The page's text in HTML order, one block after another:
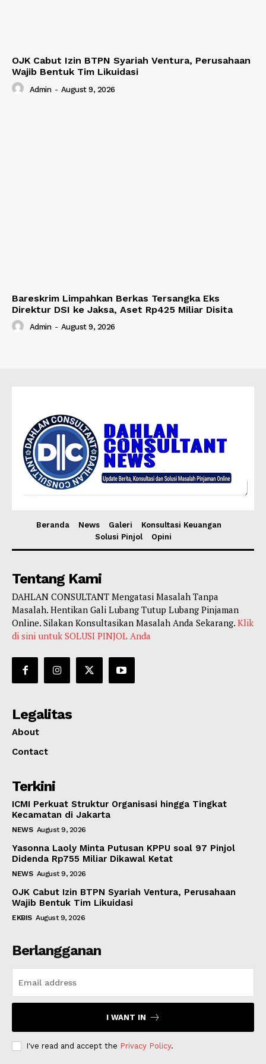
OJK Cabut Izin BTPN Syariah Ventura, Perusahaan
Wajib Bentuk Tim Likuidasi
Admin - August 9, 2026
Bareskrim Limpahkan Berkas Tersangka Eks
Direktur DSI ke Jaksa, Aset Rp425 Miliar Disita
Admin - August 9, 2026
Beranda News Galeri
Konsultasi Keuangan
Solusi Pinjol
Opini
Tentang Kami
DAHLAN CONSULTANT Mengatasi Masalah Tanpa
Masalah. Hentikan Gali Lubang Tutup Lubang Pinjaman
Online. Silakan Konsultasikan Masalah Anda Sekarang. Klik
di sini untuk SOLUSI PINJOL Anda
Legalitas
About
Contact
Terkini
ICMI Perkuat Struktur Organisasi hingga Tingkat
Kecamatan di Jakarta
NEWS August 9, 2026
Yasonna Laoly Minta Putusan KPPU soal 97 Pinjol
Didenda Rp755 Miliar Dikawal Ketat
NEWS August 9, 2026
OJK Cabut Izin BTPN Syariah Ventura, Perusahaan
Wajib Bentuk Tim Likuidasi
EKBIS August 9, 2026
Berlangganan
I WANT IN
I've read and accept the Privacy Policy.